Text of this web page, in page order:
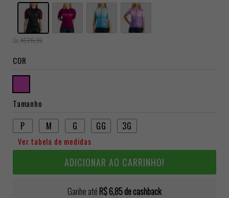
De:R$ 215,90
COR
Tamanho
P M G GG 3G
Ver tabela de medidas
ADICIONAR AO CARRINHO!
Ganhe até R$ 6,85de cashback